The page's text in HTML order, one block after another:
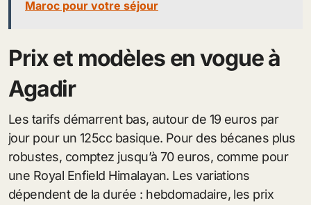
Maroc pour votre séjour
Prix et modèles en vogue à
Agadir
Les tarifs démarrent bas, autour de 19 euros par
jour pour un 125cc basique. Pour des bécanes plus
robustes, comptez jusqu’à 70 euros, comme pour
une Royal Enfield Himalayan. Les variations
dépendent de la durée : hebdomadaire, les prix